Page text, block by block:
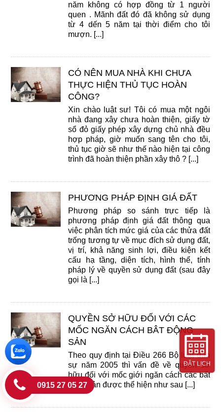
năm không có hợp đồng từ 1 người
quen . Mãnh đất đó đã không sử dụng
từ 4 dến 5 năm tại thời điểm cho tôi
mượn. [...]
CÓ NÊN MUA NHÀ KHI CHƯA
THỰC HIỆN THỦ TỤC HOÀN
CÔNG?
Xin chào luật sư! Tôi có mua một ngôi
nhà đang xây chưa hoàn thiện, giấy tờ
sổ đỏ giấy phép xây dựng chủ nhà đều
hợp pháp, giờ muốn sang tên cho tôi,
thủ tục giờ sẽ như thế nào hiện tại công
trình đã hoàn thiện phần xây thô ? [...]
PHƯƠNG PHÁP ĐỊNH GIÁ ĐẤT
Phương pháp so sánh trực tiếp là
phương pháp định giá đất thông qua
việc phân tích mức giá của các thửa đất
trống tương tự về mục đích sử dụng đất,
vị trí, khả năng sinh lợi, điều kiện kết
cấu hạ tầng, diện tích, hình thể, tính
pháp lý về quyền sử dụng đất (sau đây
gọi là [...]
QUYỀN SỞ HỮU ĐỐI VỚI CÁC
MỐC NGĂN CÁCH BÂT ĐỘNG
SẢN
Theo quy định tại Điều 266 Bộ luật dân
sự năm 2005 thì vấn đề về quyền sở
hữu đối với mốc giới ngăn cách các bất
động sản được thể hiện như sau [...]
ĐẶT LỊCH
0915 27 05 27